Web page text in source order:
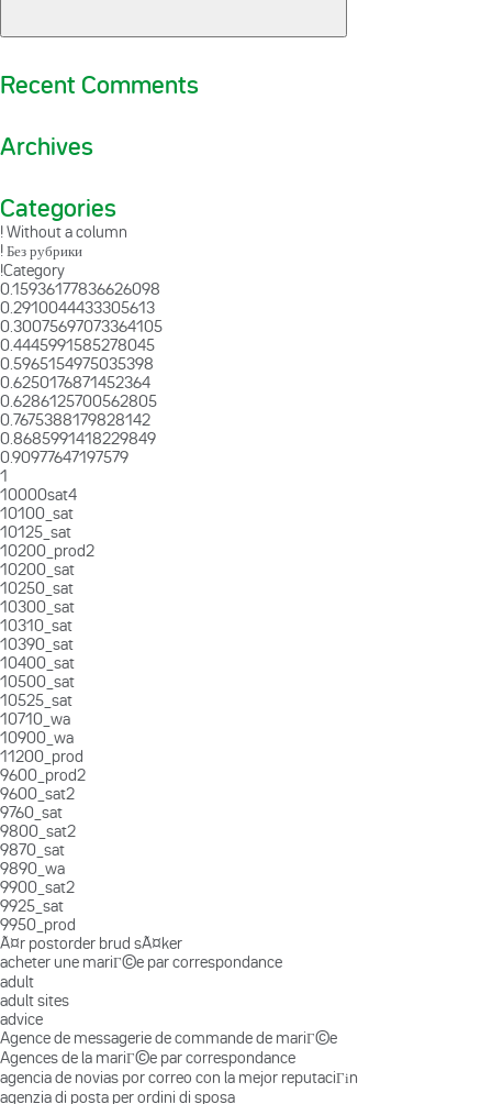
Recent Comments
Archives
Categories
! Without a column
! Без рубрики
!Category
0.15936177836626098
0.2910044433305613
0.30075697073364105
0.4445991585278045
0.5965154975035398
0.6250176871452364
0.6286125700562805
0.7675388179828142
0.8685991418229849
0.90977647197579
1
10000sat4
10100_sat
10125_sat
10200_prod2
10200_sat
10250_sat
10300_sat
10310_sat
10390_sat
10400_sat
10500_sat
10525_sat
10710_wa
10900_wa
11200_prod
9600_prod2
9600_sat2
9760_sat
9800_sat2
9870_sat
9890_wa
9900_sat2
9925_sat
9950_prod
Ã¤r postorder brud sÃ¤ker
acheter une mariГ©e par correspondance
adult
adult sites
advice
Agence de messagerie de commande de mariГ©e
Agences de la mariГ©e par correspondance
agencia de novias por correo con la mejor reputaciГіn
agenzia di posta per ordini di sposa